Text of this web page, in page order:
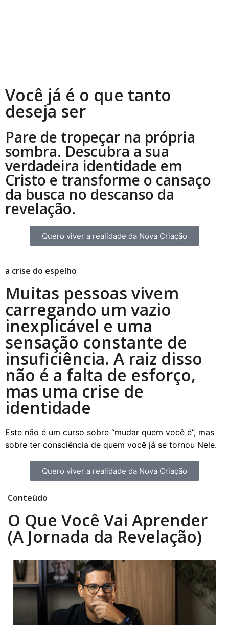
Você já é o que tanto
deseja ser
Pare de tropeçar na própria
sombra. Descubra a sua
verdadeira identidade em
Cristo e transforme o cansaço
da busca no descanso da
revelação.
Quero viver a realidade da Nova Criação
a crise do espelho
Muitas pessoas vivem
carregando um vazio
inexplicável e uma
sensação constante de
insuficiência. A raiz disso
não é a falta de esforço,
mas uma crise de
identidade
Este não é um curso sobre “mudar quem você é”, mas
sobre ter consciência de quem você já se tornou Nele.
Quero viver a realidade da Nova Criação
Conteúdo
O Que Você Vai Aprender
(A Jornada da Revelação)